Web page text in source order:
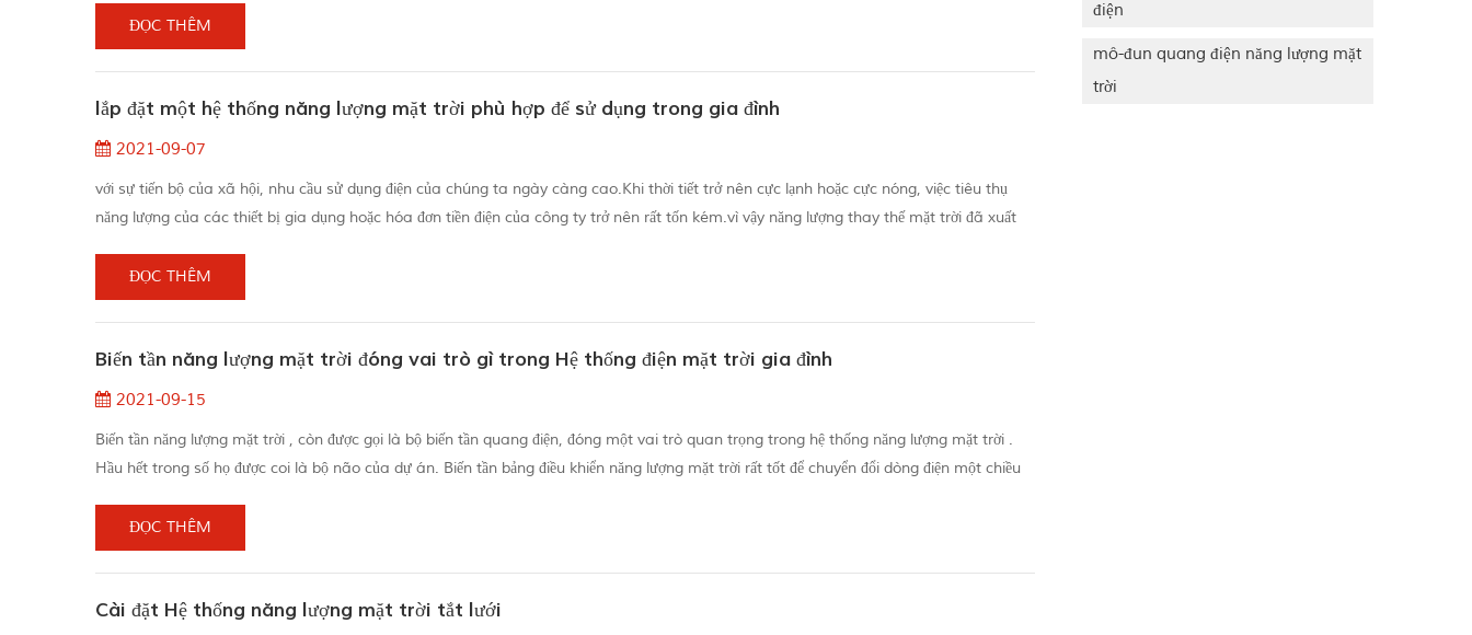
ĐỌC THÊM
lắp đặt một hệ thống năng lượng mặt trời phù hợp để sử dụng trong gia đình
2021-09-07
với sự tiến bộ của xã hội, nhu cầu sử dụng điện của chúng ta ngày càng cao.Khi thời tiết trở nên cực lạnh hoặc cực nóng, việc tiêu thụ
năng lượng của các thiết bị gia dụng hoặc hóa đơn tiền điện của công ty trở nên rất tốn kém.vì vậy năng lượng thay thế mặt trời đã xuất
ĐỌC THÊM
Biến tần năng lượng mặt trời đóng vai trò gì trong Hệ thống điện mặt trời gia đình
2021-09-15
Biến tần năng lượng mặt trời , còn được gọi là bộ biến tần quang điện, đóng một vai trò quan trọng trong hệ thống năng lượng mặt trời .
Hầu hết trong số họ được coi là bộ não của dự án. Biến tần bảng điều khiển năng lượng mặt trời rất tốt để chuyển đổi dòng điện một chiều
ĐỌC THÊM
Cài đặt Hệ thống năng lượng mặt trời tắt lưới
điện
mô-đun quang điện năng lượng mặt
trời